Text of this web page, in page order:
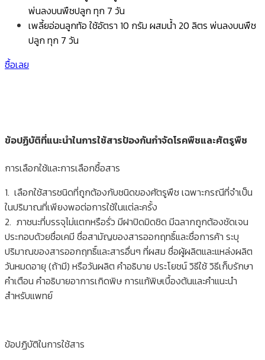
พ่นลงบนพืชปลูก ทุก 7 วัน
เพลี้ยอ่อนลูกท้อ ใช้อัตรา 10 กรัม ผสมน้ำ 20 ลิตร พ่นลงบนพืช
ปลูก ทุก 7 วัน
ซื้อเลย
ข้อปฏิบัติที่แนะนำในการใช้สารป้องกันกำจัดโรคพืชและศัตรูพืช
การเลือกใช้และการเลือกซื้อสาร
1. เลือกใช้สารชนิดที่ถูกต้องกับชนิดของศัตรูพืช เฉพาะกรณีที่จำเป็น
ในปริมาณที่เพียงพอต่อการใช้ในแต่ละครั้ง
2. ภาชนะที่บรรจุไม่แตกหรือรั่ว มีฝาปิดมิดชิด มีฉลากถูกต้องชัดเจน
ประกอบด้วยชื่อเคมี ชื่อสามัญของสารออกฤทธิ์และชื่อการค้า ระบุ
ปริมาณของสารออกฤทธิ์และสารอื่นๆ ที่ผสม ชื่อผู้ผลิตและแหล่งผลิต
วันหมดอายุ (ถ้ามี) หรือวันผลิต คำอธิบาย ประโยชน์ วิธีใช้ วิธีเก็บรักษา
คำเตือน คำอธิบายอาการเกิดพิษ การแก้พิษเบื้องต้นและคำแนะนำ
สำหรับแพทย์
ข้อปฏิบัติในการใช้สาร